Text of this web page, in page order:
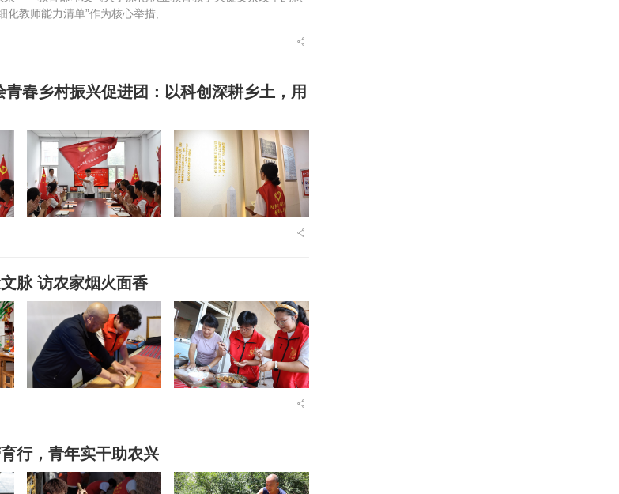
教师能力清单”作为核心举措,...
青春乡村振兴促进团：以科创深耕乡土，用
脉 访农家烟火面香
行，青年实干助农兴